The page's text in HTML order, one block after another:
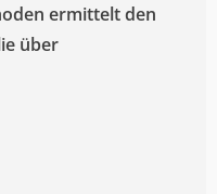
ermittelt den
über